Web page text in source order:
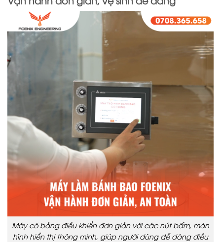
Máy có bảng điều khiển đơn giản với các nút bấm, màn
hình hiển thị thông minh, giúp người dùng dễ dàng điều